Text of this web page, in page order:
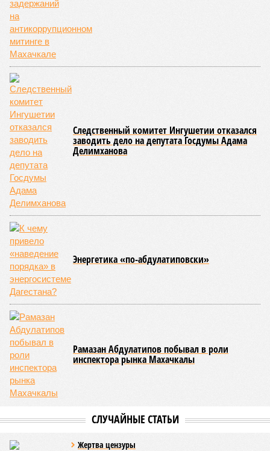
вовсе, теперь зафиксировано восемь случаев, а в
Пензенской области показатель и вовсе подскочил с 39 до
87 человек.
Наибольший абсолютный прирост подростковой
преступности зафиксирован в трёх федеральных округах.
В Северо-Западном федеральном округе количество таких
правонарушителей выросло с 937 до 1,1 тысячи, в
Приволжском – с 2,2 до 2,3 тысячи, а в Центральном – с 1,8
до 2 тысяч человек.
В то же время в Дальневосточном и Уральском
федеральных округах ведомство зафиксировало снижение
показателя – до 1,1 тысячи в каждом из этих
макрорегионов.
Балкарская Республика относилась к числу наиболее
благополучных субъектов Федерации: там на 10 тысяч
жителей приходилось в среднем 69,2 преступления, и с
таким показателем регион входил в пятёрку субъектов РФ
с самой низкой преступностью. Нынешний же трёхкратный
всплеск подростковой криминальной активности на этом
В Кисловодске